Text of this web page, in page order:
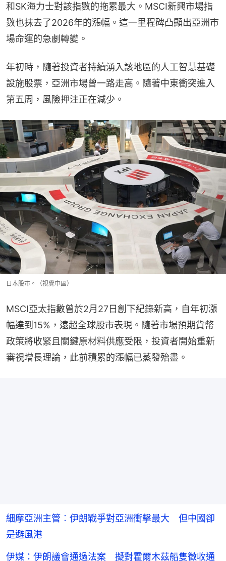
和SK海力士對該指數的拖累最大。MSCI新興市場指
數也抹去了2026年的漲幅。這一里程碑凸顯出亞洲市
場命運的急劇轉變。
年初時，隨著投資者持續湧入該地區的人工智慧基礎
設施股票，亞洲市場曾一路走高。隨著中東衝突進入
第五周，風險押注正在減少。
日本股市。（視覺中國）
MSCI亞太指數曾於2月27日創下紀錄新高，自年初漲
幅達到15%，遠超全球股市表現。隨著市場預期貨幣
政策將收緊且關鍵原材料供應受限，投資者開始重新
審視增長理論，此前積累的漲幅已蒸發殆盡。
細摩亞洲主管︰伊朗戰爭對亞洲衝擊最大 但中國卻
是避風港
伊媒：伊朗議會通過法案 擬對霍爾木茲船隻徵收通